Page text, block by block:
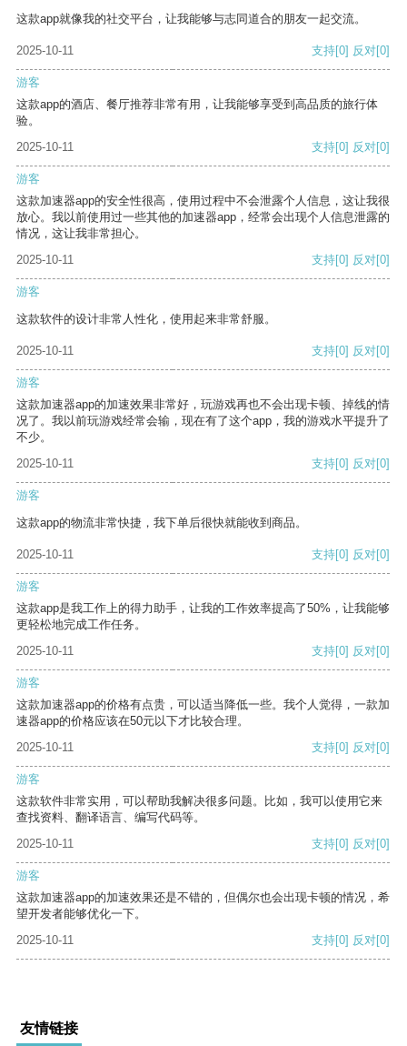
这款app就像我的社交平台，让我能够与志同道合的朋友一起交流。
2025-10-11 支持[0] 反对[0]
游客
这款app的酒店、餐厅推荐非常有用，让我能够享受到高品质的旅行体
验。
2025-10-11
支持[0] 反对[0]
游客
这款加速器app的安全性很高，使用过程中不会泄露个人信息，这让我很
放心。我以前使用过一些其他的加速器app，经常会出现个人信息泄露的
情况，这让我非常担心。
2025-10-11
支持[0] 反对[0]
游客
这款软件的设计非常人性化，使用起来非常舒服。
2025-10-11 支持[0] 反对[0]
游客
这款加速器app的加速效果非常好，玩游戏再也不会出现卡顿、掉线的情
况了。我以前玩游戏经常会输，现在有了这个app，我的游戏水平提升了
不少。
2025-10-11
支持[0] 反对[0]
游客
这款app的物流非常快捷，我下单后很快就能收到商品。
2025-10-11 支持[0] 反对[0]
游客
这款app是我工作上的得力助手，让我的工作效率提高了50%，让我能够
更轻松地完成工作任务。
2025-10-11
支持[0] 反对[0]
游客
这款加速器app的价格有点贵，可以适当降低一些。我个人觉得，一款加
速器app的价格应该在50元以下才比较合理。
2025-10-11
支持[0] 反对[0]
游客
这款软件非常实用，可以帮助我解决很多问题。比如，我可以使用它来
查找资料、翻译语言、编写代码等。
2025-10-11
支持[0] 反对[0]
游客
这款加速器app的加速效果还是不错的，但偶尔也会出现卡顿的情况，希
望开发者能够优化一下。
2025-10-11
支持[0] 反对[0]
友情链接